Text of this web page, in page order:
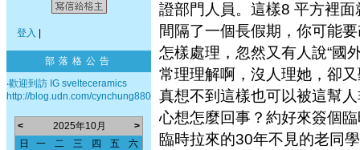
登入
部落格公告
‧歡迎到訪 IG svelteceramics
http://blog.udn.com/cynchung880
< 2025年10月
>
日
一 二 三 四 五 六
證部門人員。這樣8 平方裡
間隔了一個長假期，你可能
怎樣處理，忽然又有人說“國
常理理解啊，沒人理她，卻
真想不到這樣也可以被這幫
心想怎麼回事？約好來簽個
臨時拉來的30年不見的老同